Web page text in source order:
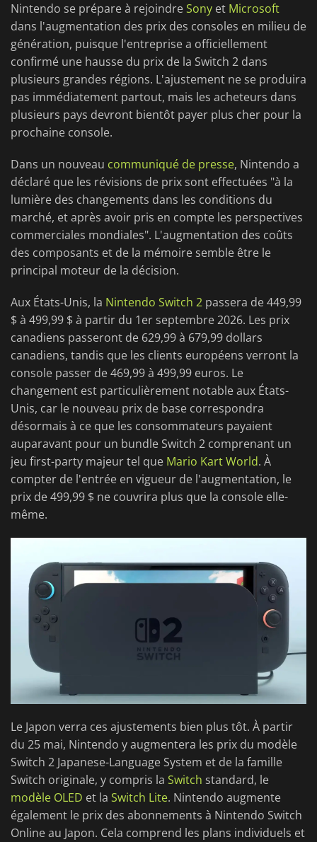
Nintendo se prépare à rejoindreSony et Microsoft
dans l'augmentation des prix des consoles en milieu de
génération, puisque l'entreprise a officiellement
confirmé une hausse du prix de la Switch 2 dans
plusieurs grandes régions. L'ajustement ne se produira
pas immédiatement partout, mais les acheteurs dans
plusieurs pays devront bientôt payer plus cher pour la
prochaine console.
Dans un nouveau communiqué de presse, Nintendo a
déclaré que les révisions de prix sont effectuées "à la
lumière des changements dans les conditions du
marché, et après avoir pris en compte les perspectives
commerciales mondiales". L'augmentation des coûts
des composants et de la mémoire semble être le
principal moteur de la décision.
Aux États-Unis, la Nintendo Switch 2 passera de 449,99
$ à 499,99 $ à partir du 1er septembre 2026. Les prix
canadiens passeront de 629,99 à 679,99 dollars
canadiens, tandis que les clients européens verront la
console passer de 469,99 à 499,99 euros. Le
changement est particulièrement notable aux États-
Unis, car le nouveau prix de base correspondra
désormais à ce que les consommateurs payaient
auparavant pour un bundle Switch 2 comprenant un
jeu first-party majeur tel que Mario Kart World. À
compter de l'entrée en vigueur de l'augmentation, le
prix de 499,99 $ ne couvrira plus que la console elle-
même.
Le Japon verra ces ajustements bien plus tôt. À partir
du 25 mai, Nintendo y augmentera les prix du modèle
Switch 2 Japanese-Language System et de la famille
Switch originale, y compris la Switch standard, le
modèle OLED et la Switch Lite. Nintendo augmente
également le prix des abonnements à Nintendo Switch
Online au Japon. Cela comprend les plans individuels et